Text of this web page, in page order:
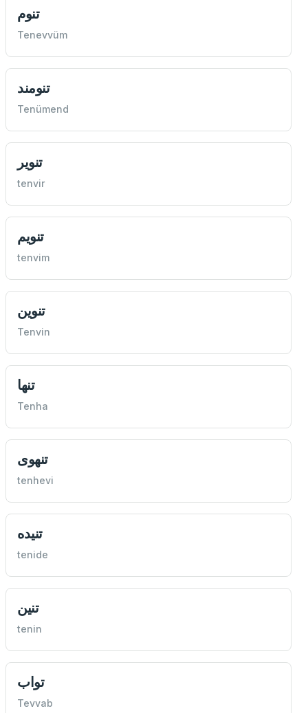
تنوم
Tenevvüm
تنومند
Tenümend
تنویر
tenvir
تنویم
tenvim
تنوين
Tenvin
تنها
Tenha
تنهوی
tenhevi
تنيده
tenide
تنين
tenin
تواب
Tevvab